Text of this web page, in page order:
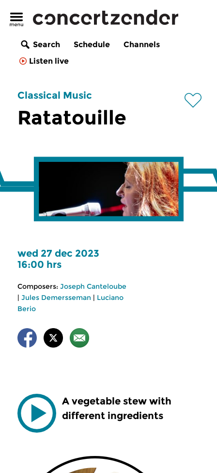
Search Schedule
Channels
Listen live
Classical Music
Ratatouille
wed 27 dec 2023
16:00 hrs
Composers: Joseph Canteloube
| Jules Demersseman | Luciano
Berio
A vegetable stew with
different ingredients